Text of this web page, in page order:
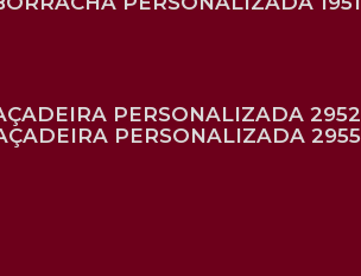
PERSONALIZADA 2952
PERSONALIZADA 2955